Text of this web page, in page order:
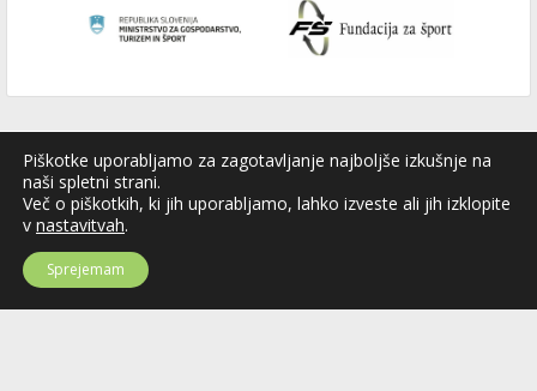
Piškotke uporabljamo za zagotavljanje najboljše izkušnje na
naši spletni strani.
Več o piškotkih, ki jih uporabljamo, lahko izveste ali jih izklopite
v nastavitvah.
Sprejemam